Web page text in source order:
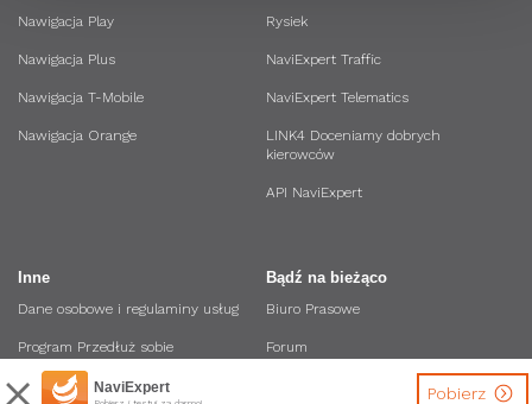
NaviExpert Pobierz
Nawigacja Play
Nawigacja Plus
Nawigacja T-Mobile
Nawigacja Orange
Rysiek
NaviExpert Traffic
NaviExpert Telematics
LINK4 Doceniamy dobrych
kierowców
API NaviExpert
Bądź na bieżąco
Biuro Prasowe
Forum
Inne
Dane osobowe i regulaminy usług
Program Przedłuż sobie
Obsługiwane modele